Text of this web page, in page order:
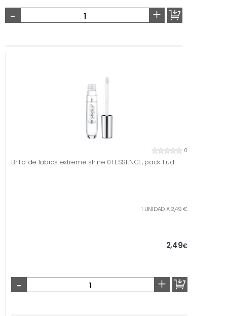
- +
0
Brillo de labios extreme shine 01 ESSENCE, pack 1 ud
1 UNIDAD A 2,49 €
2,49€
- +